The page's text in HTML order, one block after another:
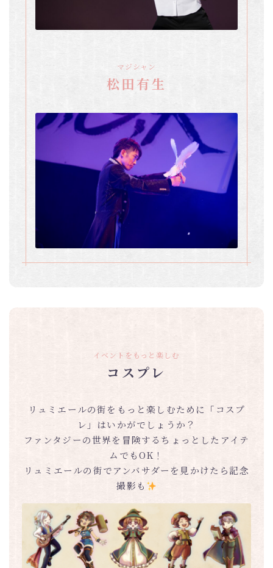
マジシャン
松田有生
イベントをもっと楽しむ
コスプレ
リュミエールの街をもっと楽しむために「コスプ
レ」はいかがでしょうか？
ファンタジーの世界を冒険するちょっとしたアイテ
ムでもOK！
リュミエールの街でアンバサダーを見かけたら記念
撮影も